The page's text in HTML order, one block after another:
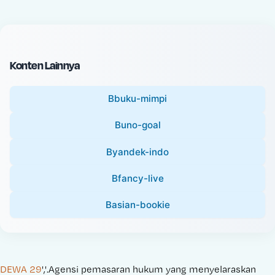
c
e
Konten Lainnya
Bbuku-mimpi
Buno-goal
Byandek-indo
Bfancy-live
Basian-bookie
DEWA 29','.Agensi pemasaran hukum yang menyelaraskan